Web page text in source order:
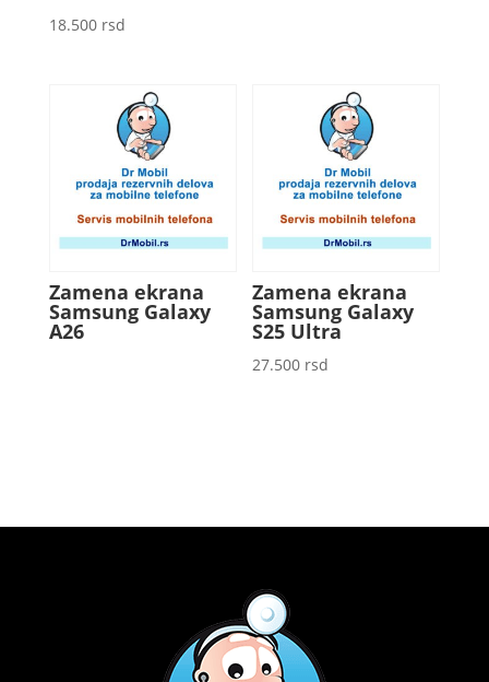
18.500 rsd
Zamena ekrana
Samsung Galaxy
A26
Zamena ekrana
Samsung Galaxy
S25 Ultra
27.500 rsd